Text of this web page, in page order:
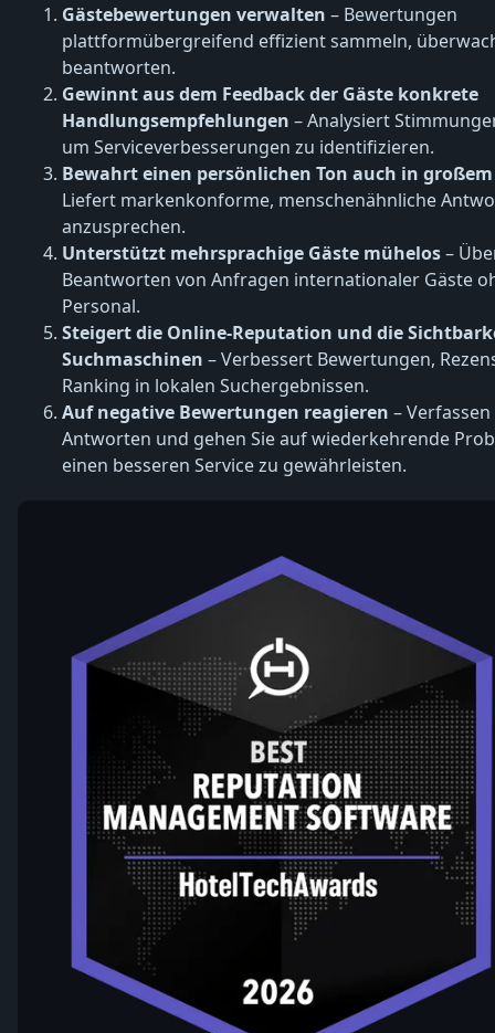
Gästebewertungen verwalten – Bewertungen
plattformübergreifend effizient sammeln,
beantworten.
Gewinnt aus dem Feedback der Gäste konkrete
Handlungsempfehlungen – Analysiert
um Serviceverbesserungen zu identifizieren.
Bewahrt einen persönlichen Ton auch in
Liefert markenkonforme, menschenähnliche
anzusprechen.
Unterstützt mehrsprachige Gäste mühelos–
Beantworten von Anfragen internationaler Gäste
Personal.
Steigert die Online-Reputation und die
Suchmaschinen – Verbessert Bewertungen,
Ranking in lokalen Suchergebnissen.
Auf negative Bewertungen reagieren –
Antworten und gehen Sie auf wiederkehrende
einen besseren Service zu gewährleisten.